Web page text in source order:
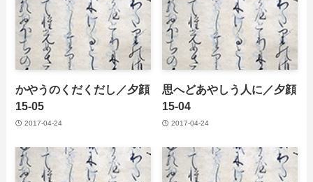
かやうのくだくだし／夕顔
15-05
2017-04-24
思へどあやしう人に／夕顔
15-04
2017-04-24